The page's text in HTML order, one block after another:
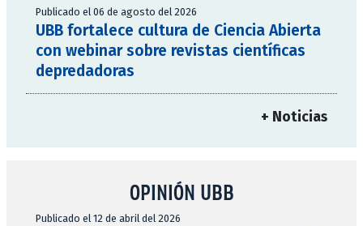
Publicado el 06 de agosto del 2026
UBB fortalece cultura de Ciencia Abierta
con webinar sobre revistas científicas
depredadoras
+ Noticias
OPINIÓN UBB
Publicado el 12 de abril del 2026